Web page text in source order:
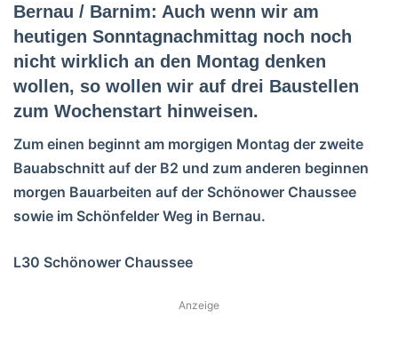
Bernau / Barnim: Auch wenn wir am
heutigen Sonntagnachmittag noch noch
nicht wirklich an den Montag denken
wollen, so wollen wir auf drei Baustellen
zum Wochenstart hinweisen.
Zum einen beginnt am morgigen Montag der zweite
Bauabschnitt auf der B2 und zum anderen beginnen
morgen Bauarbeiten auf der Schönower Chaussee
sowie im Schönfelder Weg in Bernau.
L30 Schönower Chaussee
Anzeige